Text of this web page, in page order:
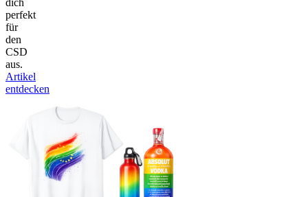
perfekt
für
den
CSD
aus.
Artikel
entdecken